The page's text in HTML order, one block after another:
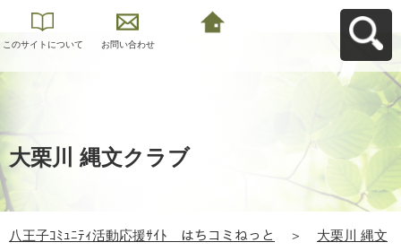
このサイトについて お問い合わせ
大栗川 縄文クラブ
八王子ｺﾐｭﾆﾃｨ活動応援ｻｲﾄ はちコミねっと ＞
大栗川 縄文